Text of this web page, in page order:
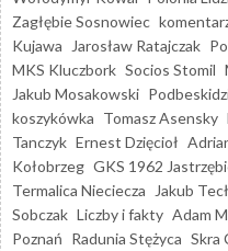
Zagłębie Sosnowiec
Kujawa
Jarosław Ratajczak
MKS Kluczbork Socios Stomil
Jakub Mosakowski
koszykówka Tomasz Asensky
Tanczyk Ernest Dzięcioł
Kołobrzeg GKS 1962
Termalica Nieciecza
Jakub
Sobczak Liczby i fakty Adam
Poznań Radunia Stężyca Skra